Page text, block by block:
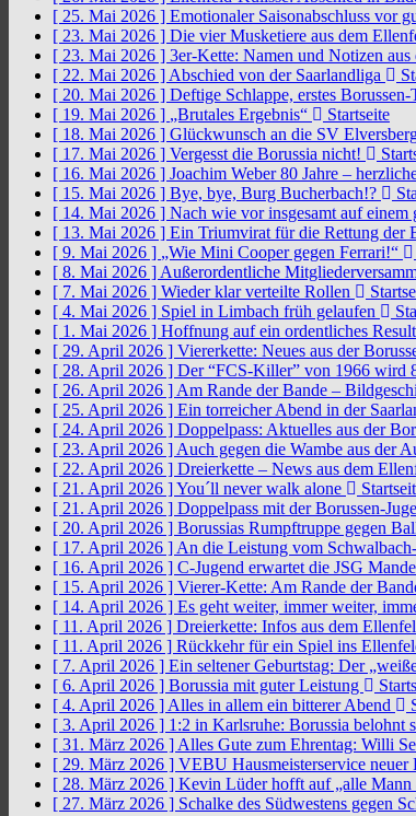
[ 25. Mai 2026 ] Emotionaler Saisonabschluss vor
[ 23. Mai 2026 ] Die vier Musketiere aus dem
[ 23. Mai 2026 ] 3er-Kette: Namen und Notizen aus
[ 22. Mai 2026 ] Abschied von der Saarlandliga
[ 20. Mai 2026 ] Deftige Schlappe, erstes
[ 19. Mai 2026 ] „Brutales Ergebnis“
Startseite
[ 18. Mai 2026 ] Glückwunsch an die SV
[ 17. Mai 2026 ] Vergesst die Borussia nicht!
[ 16. Mai 2026 ] Joachim Weber 80 Jahre –
[ 15. Mai 2026 ] Bye, bye, Burg Bucherbach!?
[ 14. Mai 2026 ] Nach wie vor insgesamt auf einem
[ 13. Mai 2026 ] Ein Triumvirat für die Rettung der
[ 9. Mai 2026 ] „Wie Mini Cooper gegen Ferrari!“
[ 8. Mai 2026 ] Außerordentliche
[ 7. Mai 2026 ] Wieder klar verteilte Rollen
[ 4. Mai 2026 ] Spiel in Limbach früh gelaufen
[ 1. Mai 2026 ] Hoffnung auf ein ordentliches
[ 29. April 2026 ] Viererkette: Neues aus der
[ 28. April 2026 ] Der “FCS-Killer” von 1966 wird
[ 26. April 2026 ] Am Rande der Bande –
[ 25. April 2026 ] Ein torreicher Abend in der
[ 24. April 2026 ] Doppelpass: Aktuelles aus der
[ 23. April 2026 ] Auch gegen die Wambe aus der
[ 22. April 2026 ] Dreierkette – News aus dem
[ 21. April 2026 ]You´ll never walk alone
[ 21. April 2026 ] Doppelpass mit der Borussen-
[ 20. April 2026 ] Borussias Rumpftruppe gegen
[ 17. April 2026 ] An die Leistung vom
[ 16. April 2026 ] C-Jugend erwartet die JSG
[ 15. April 2026 ] Vierer-Kette: Am Rande der
[ 14. April 2026 ] Es geht weiter, immer weiter,
[ 11. April 2026 ] Dreierkette: Infos aus dem
[ 11. April 2026 ] Rückkehr für ein Spiel ins
[ 7. April 2026 ] Ein seltener Geburtstag: Der
[ 6. April 2026 ] Borussia mit guter Leistung
[ 4. April 2026 ] Alles in allem ein bitterer Abend
[ 3. April 2026 ] 1:2 in Karlsruhe: Borussia belohnt
[ 31. März 2026 ] Alles Gute zum Ehrentag: Willi
[ 29. März 2026 ] VEBU Hausmeisterservice neuer
[ 28. März 2026 ] Kevin Lüder hofft auf „alle Mann
[ 27. März 2026 ] Schalke des Südwestens gegen